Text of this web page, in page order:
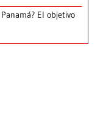
El objetivo